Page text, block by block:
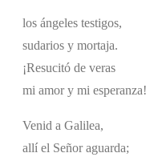
los ángeles testigos,
sudarios y mortaja.
¡Resucitó de veras
mi amor y mi esperanza!
Venid a Galilea,
allí el Señor aguarda;